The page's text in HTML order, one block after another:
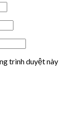
trình duyệt này